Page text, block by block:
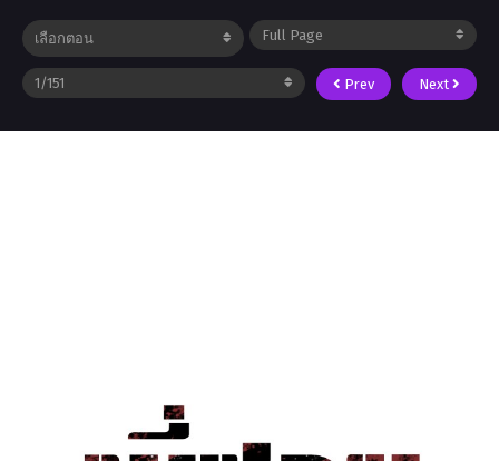
Prev Next